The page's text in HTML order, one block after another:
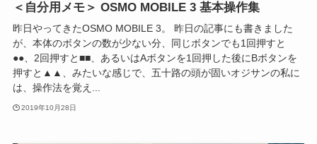
＜自分用メモ＞ OSMO MOBILE 3 基本操作集
昨日やってきたOSMO MOBILE 3。 昨日の記事にも書きました
が、本体のボタンの数が少ない分、同じボタンでも1回押すと
●●、2回押すと■■、あるいはAボタンを1回押した後にBボタンを
押すと▲▲、みたいな感じで、五十路の頭が固いオジサンの私に
は、操作法を覚え...
2019年10月28日